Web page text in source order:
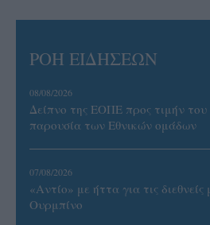
ΡΟΗ ΕΙΔΗΣΕΩΝ
08/08/2026
Δείπνο της ΕΟΠΕ προς τιμήν
παρουσία των Εθνικών ομάδων
07/08/2026
«Αντίο» με ήττα για τις
Ουρμπίνο